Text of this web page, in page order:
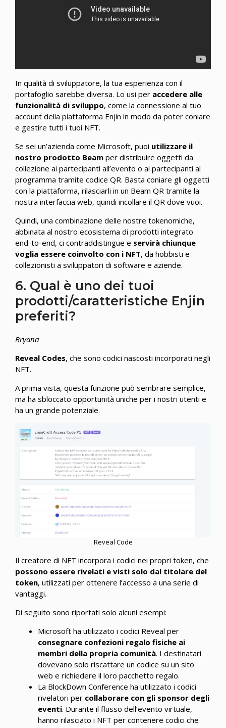
In qualità di sviluppatore, la tua esperienza con il
portafoglio sarebbe diversa. Lo usi per accedere alle
funzionalità di sviluppo, come la connessione al tuo
account della piattaforma Enjin in modo da poter coniare
e gestire tutti i tuoi NFT.
Se sei un’azienda come Microsoft, puoi utilizzare il
nostro prodotto Beam per distribuire oggetti da
collezione ai partecipanti all’evento o ai partecipanti al
programma tramite codice QR. Basta coniare gli oggetti
con la piattaforma, rilasciarli in un Beam QR tramite la
nostra interfaccia web, quindi incollare il QR dove vuoi.
Quindi, una combinazione delle nostre tokenomiche,
abbinata al nostro ecosistema di prodotti integrato
end-to-end, ci contraddistingue e servirà chiunque
voglia essere coinvolto con i NFT, da hobbisti e
collezionisti a sviluppatori di software e aziende.
6. Qual è uno dei tuoi
prodotti/caratteristiche Enjin
preferiti?
Bryana
Reveal Codes, che sono codici nascosti incorporati negli
NFT.
A prima vista, questa funzione può sembrare semplice,
ma ha sbloccato opportunità uniche per i nostri utenti e
ha un grande potenziale.
Reveal Code
Il creatore di NFT incorpora i codici nei propri token, che
possono essere rivelati e visti solo dal titolare del
token, utilizzati per ottenere l’accesso a una serie di
vantaggi.
Di seguito sono riportati solo alcuni esempi:
Microsoft ha utilizzato i codici Reveal per
consegnare confezioni regalo fisiche ai
membri della propria comunità. I destinatari
dovevano solo riscattare un codice su un sito
web e richiedere il loro pacchetto regalo.
La BlockDown Conference ha utilizzato i codici
rivelatori per collaborare con gli sponsor degli
eventi. Durante il flusso dell’evento virtuale,
hanno rilasciato i NFT per contenere codici che